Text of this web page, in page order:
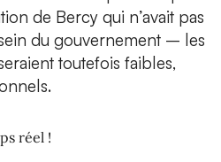
de Bercy qui n’avait pas
du gouvernement – les
toutefois faibles,
réel !